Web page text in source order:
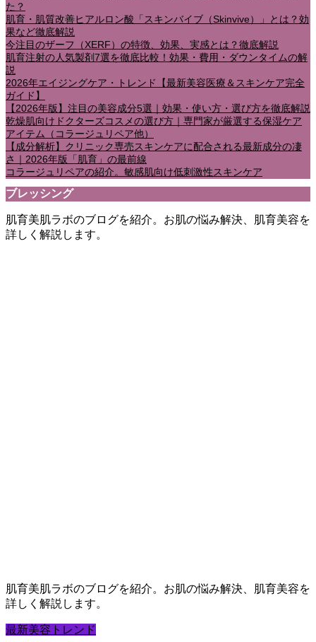
た？
肌育・肌質改善ヒアルロン酸「スキンバイブ（Skinvive）」とは？効
果など徹底解説
今注目のザーフ（XERF）の特徴、効果、実感とは？徹底解説
肌育注射の人気製剤7選を徹底比較！効果・費用・ダウンタイムの解
説
2026年エイジングケア・トレンド【最新美容医療＆スキンケア完全
ガイド】
【2026年版】注目の美容成分5選｜効果・使い方・選び方を徹底解説
乾燥肌向けドクターズコスメの選び方｜専門家が厳選する保湿ケア
アイテム（コラージュリペア他）
【成分解析】クリニック専売スキンケアに配合される最新成分の凄
さ｜2026年版「肌育」の最前線
コラージュリペアの紹介。敏感肌向け低刺激性スキンケア
ブレッシング
肌育美肌ラボのブログを紹介。お肌の悩み解決、肌育美容を
詳しく解説します。
肌育美肌ラボのブログを紹介。お肌の悩み解決、肌育美容を
詳しく解説します。
最新美容トレンド